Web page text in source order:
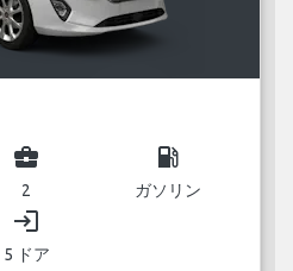
business_center
2
local_gas_station
ガソリン
login
5 ドア